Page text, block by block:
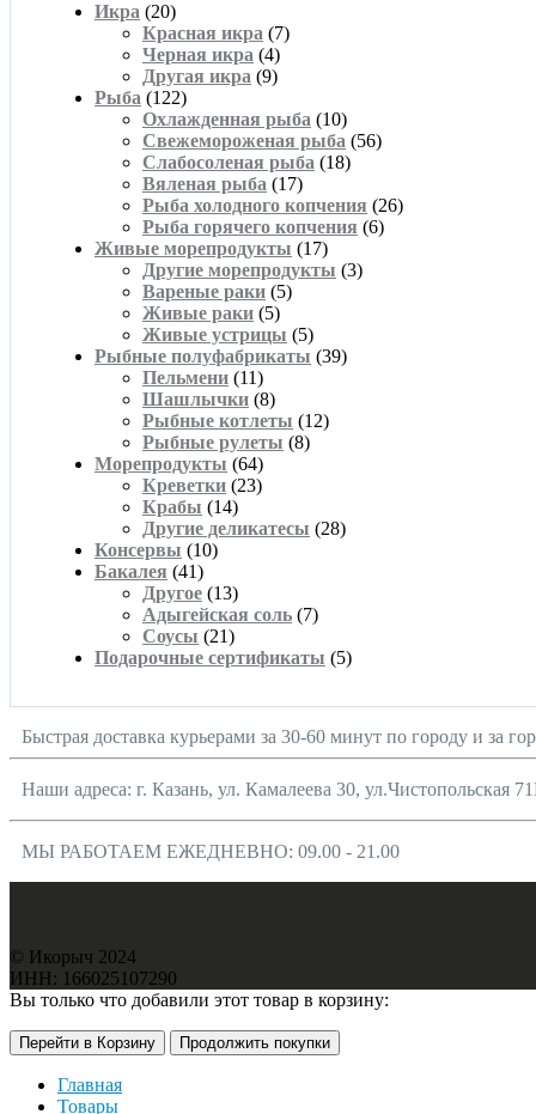
Икра (20)
Красная икра (7)
Черная икра (4)
Другая икра (9)
Рыба (122)
Охлажденная рыба (10)
Свежемороженая рыба (56)
Слабосоленая рыба (18)
Вяленая рыба (17)
Рыба холодного копчения (26)
Рыба горячего копчения (6)
Живые морепродукты (17)
Другие морепродукты (3)
Вареные раки (5)
Живые раки (5)
Живые устрицы (5)
Рыбные полуфабрикаты (39)
Пельмени (11)
Шашлычки (8)
Рыбные котлеты (12)
Рыбные рулеты (8)
Морепродукты (64)
Креветки (23)
Крабы (14)
Другие деликатесы (28)
Консервы (10)
Бакалея (41)
Другое (13)
Адыгейская соль (7)
Соусы (21)
Подарочные сертификаты (5)
Быстрая доставка курьерами за 30-60 минут по городу и за
Наши адреса: г. Казань, ул. Камалеева 30, ул.Чистопольская
МЫ РАБОТАЕМ ЕЖЕДНЕВНО: 09.00 - 21.00
© Икорыч 2024
ИНН: 166025107290
Вы только что добавили этот товар в корзину:
Перейти в Корзину Продолжить покупки
Главная
Товары